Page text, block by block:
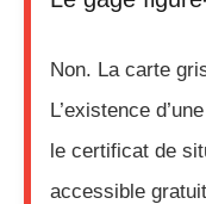
Non. La carte
L’existence
le certificat de
accessible